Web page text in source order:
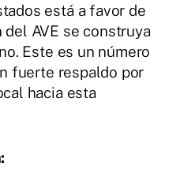
está a favor de
AVE se construya
Este es un número
fuerte respaldo por
hacia esta